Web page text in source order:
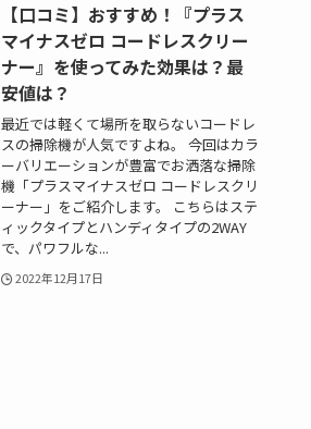
【口コミ】おすすめ！『プラス
マイナスゼロ コードレスクリー
ナー』を使ってみた効果は？最
安値は？
最近では軽くて場所を取らないコードレ
スの掃除機が人気ですよね。 今回はカラ
ーバリエーションが豊富でお洒落な掃除
機「プラスマイナスゼロ コードレスクリ
ーナー」をご紹介します。 こちらはステ
ィックタイプとハンディタイプの2WAY
で、パワフルな...
2022年12月17日